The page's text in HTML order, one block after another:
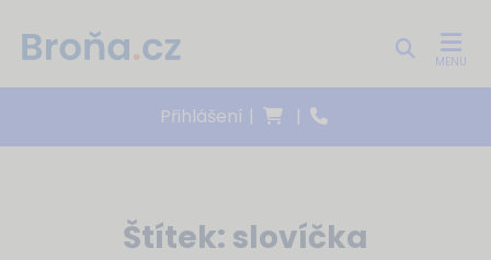
MENU
Přihlášení | |
Štítek: slovíčka